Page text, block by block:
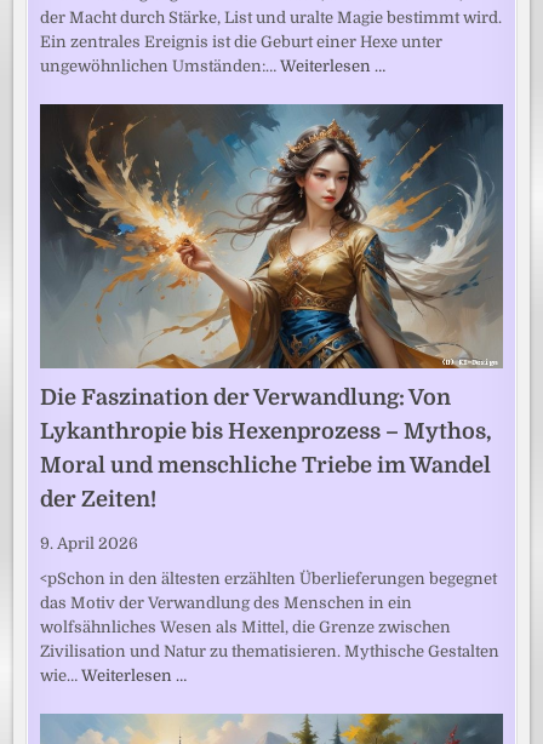
der Macht durch Stärke, List und uralte Magie bestimmt wird.
Ein zentrales Ereignis ist die Geburt einer Hexe unter
ungewöhnlichen Umständen:…Weiterlesen …
Die Faszination der Verwandlung: Von
Lykanthropie bis Hexenprozess – Mythos,
Moral und menschliche Triebe im Wandel
der Zeiten!
9. April 2026
<pSchon in den ältesten erzählten Überlieferungen begegnet
das Motiv der Verwandlung des Menschen in ein
wolfsähnliches Wesen als Mittel, die Grenze zwischen
Zivilisation und Natur zu thematisieren. Mythische Gestalten
wie…Weiterlesen …